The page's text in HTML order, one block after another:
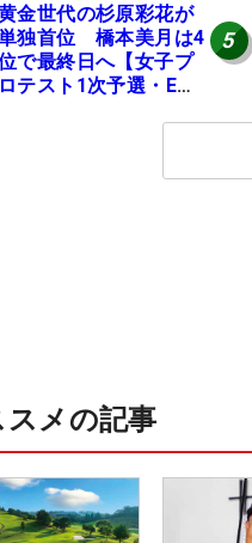
金世代の杉原彩花が
独首位 橋本美月は4
で最終日へ【女子プ
ロテスト1次予選・E地
5
メの記事